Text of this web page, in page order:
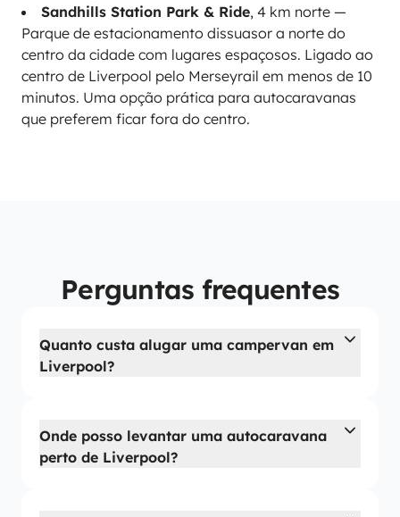
Sandhills Station Park & Ride, 4 km norte —
Parque de estacionamento dissuasor a norte do
centro da cidade com lugares espaçosos. Ligado ao
centro de Liverpool pelo Merseyrail em menos de 10
minutos. Uma opção prática para autocaravanas
que preferem ficar fora do centro.
Perguntas frequentes
Quanto custa alugar uma campervan em
Liverpool?
Onde posso levantar uma autocaravana
perto de Liverpool?